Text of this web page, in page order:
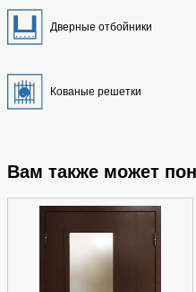
Дверные отбойники
Кованые решетки
Вам также может